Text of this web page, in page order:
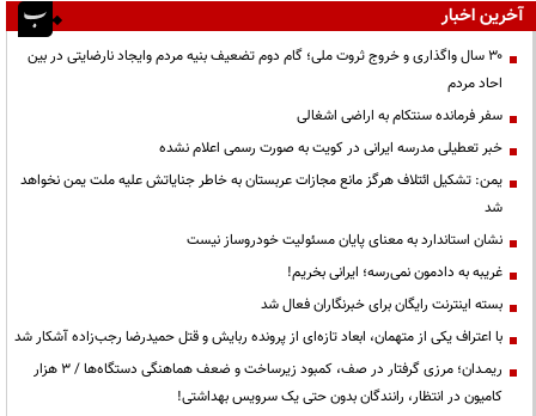
آخرین اخبار
۳۰ سال واگذاری و خروج ثروت ملی؛ گام دوم تضعیف بنیه مردم وایجاد نارضایتی در بین
احاد مردم
سفر فرمانده سنتکام به اراضی اشغالی
خبر تعطیلی مدرسه ایرانی در کویت به صورت رسمی اعلام نشده
یمن: تشکیل ائتلاف هرگز مانع مجازات عربستان به خاطر جنایاتش علیه ملت یمن نخواهد
شد
نشان استاندارد به معنای پایان مسئولیت خودروساز نیست
غریبه به دادمون نمی‌رسه؛ ایرانی بخریم!
بسته اینترنت رایگان برای خبرنگاران فعال شد
با اعتراف یکی از متهمان، ابعاد تازه‌ای از پرونده ربایش و قتل حمیدرضا رجب‌زاده آشکار شد
ریمـدان؛ مرزی گرفتار در صف، کمبود زیرساخت و ضعف هماهنگی دستگاه‌ها / ۳ هزار
کامیون در انتظار، رانندگان بدون حتی یک سرویس بهداشتی!